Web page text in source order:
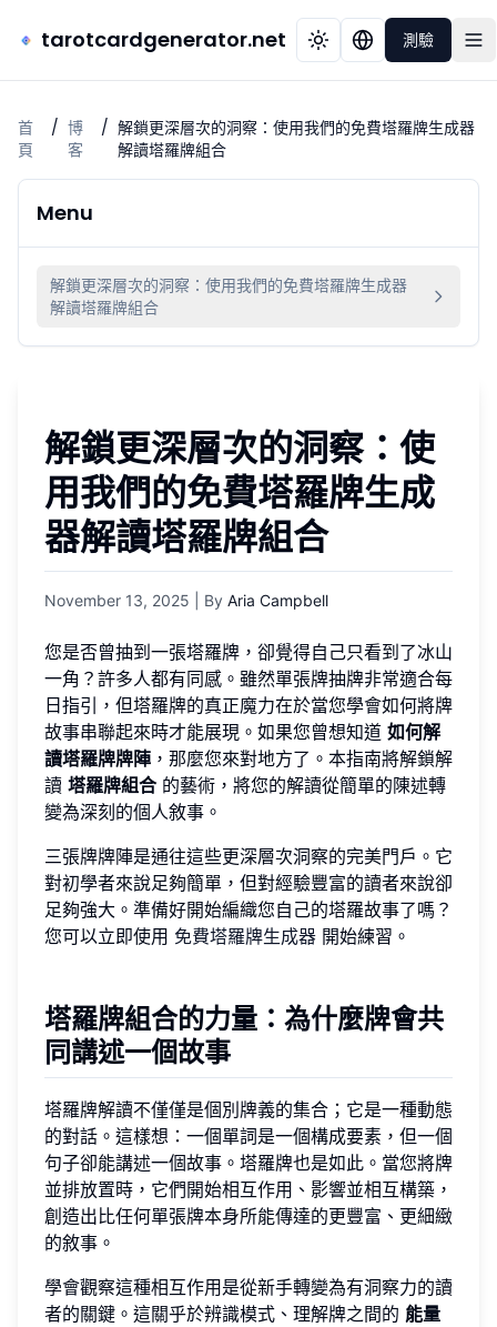
tarotcardgenerator.net 測驗
首
頁
/ 博
客
/ 解鎖更深層次的洞察：使用我們的免費塔羅牌生成器
解讀塔羅牌組合
Menu
解鎖更深層次的洞察：使用我們的免費塔羅牌生成器
解讀塔羅牌組合
解鎖更深層次的洞察：使
用我們的免費塔羅牌生成
器解讀塔羅牌組合
November 13, 2025 | By Aria Campbell
您是否曾抽到一張塔羅牌，卻覺得自己只看到了冰山
一角？許多人都有同感。雖然單張牌抽牌非常適合每
日指引，但塔羅牌的真正魔力在於當您學會如何將牌
故事串聯起來時才能展現。如果您曾想知道 如何解
讀塔羅牌牌陣 ，那麼您來對地方了。本指南將解鎖解
讀 塔羅牌組合 的藝術，將您的解讀從簡單的陳述轉
變為深刻的個人敘事。
三張牌牌陣是通往這些更深層次洞察的完美門戶。它
對初學者來說足夠簡單，但對經驗豐富的讀者來說卻
足夠強大。準備好開始編織您自己的塔羅故事了嗎？
您可以立即使用 免費塔羅牌生成器 開始練習。
塔羅牌組合的力量：為什麼牌會共
同講述一個故事
塔羅牌解讀不僅僅是個別牌義的集合；它是一種動態
的對話。這樣想：一個單詞是一個構成要素，但一個
句子卻能講述一個故事。塔羅牌也是如此。當您將牌
並排放置時，它們開始相互作用、影響並相互構築，
創造出比任何單張牌本身所能傳達的更豐富、更細緻
的敘事。
學會觀察這種相互作用是從新手轉變為有洞察力的讀
者的關鍵。這關乎於辨識模式、理解牌之間的 能量